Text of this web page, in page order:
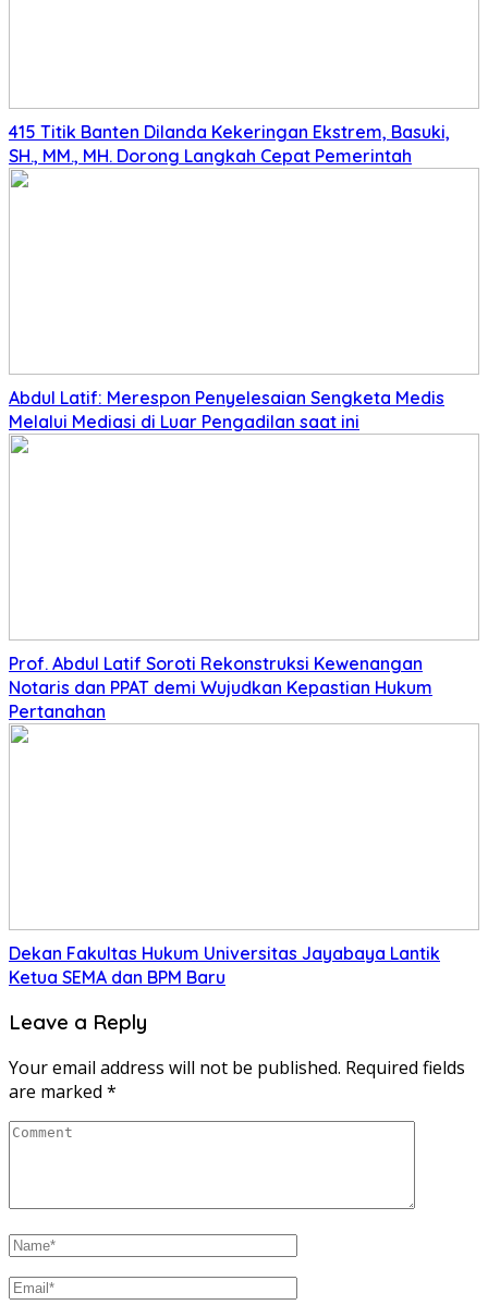
415 Titik Banten Dilanda Kekeringan Ekstrem, Basuki,
SH., MM., MH. Dorong Langkah Cepat Pemerintah
Abdul Latif: Merespon Penyelesaian Sengketa Medis
Melalui Mediasi di Luar Pengadilan saat ini
Prof. Abdul Latif Soroti Rekonstruksi Kewenangan
Notaris dan PPAT demi Wujudkan Kepastian Hukum
Pertanahan
Dekan Fakultas Hukum Universitas Jayabaya Lantik
Ketua SEMA dan BPM Baru
Leave a Reply
Your email address will not be published. Required fields
are marked *